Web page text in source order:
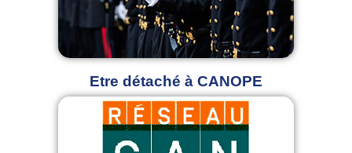
Etre détaché à CANOPE